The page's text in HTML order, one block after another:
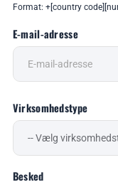
Format: +[country
E-mail-adresse
Virksomhedstype
Besked